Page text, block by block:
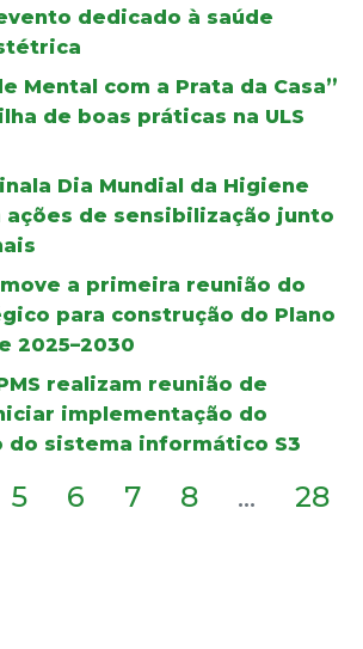
dedicado à saúde
Mental com a Prata da Casa”
de boas práticas na ULS
Dia Mundial da Higiene
ações de sensibilização junto
a primeira reunião do
para construção do Plano
2025–2030
realizam reunião de
implementação do
sistema informático S3
5 6 7 8 ... 28